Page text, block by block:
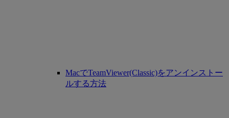
MacでTeamViewer(Classic)をアンインストー
ルする方法